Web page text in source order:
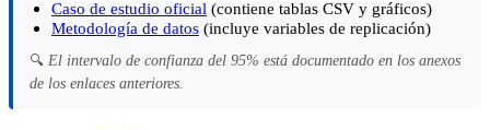
Caso de estudio oficial (contiene tablas CSV y gráficos)
Metodología de datos (incluye variables de replicación)
🔍 El intervalo de confianza del 95% está documentado en los anexos
de los enlaces anteriores.